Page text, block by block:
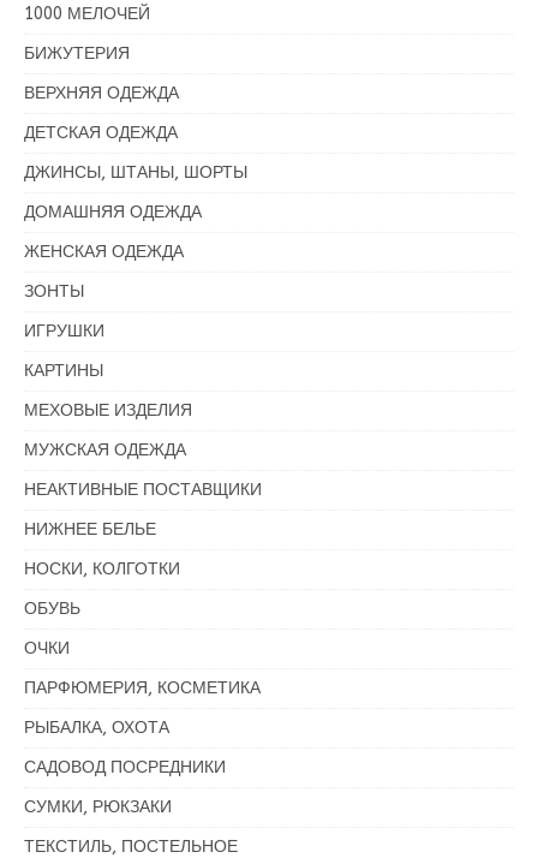
1000 МЕЛОЧЕЙ
БИЖУТЕРИЯ
ВЕРХНЯЯ ОДЕЖДА
ДЕТСКАЯ ОДЕЖДА
ДЖИНСЫ, ШТАНЫ, ШОРТЫ
ДОМАШНЯЯ ОДЕЖДА
ЖЕНСКАЯ ОДЕЖДА
ЗОНТЫ
ИГРУШКИ
КАРТИНЫ
МЕХОВЫЕ ИЗДЕЛИЯ
МУЖСКАЯ ОДЕЖДА
НЕАКТИВНЫЕ ПОСТАВЩИКИ
НИЖНЕЕ БЕЛЬЕ
НОСКИ, КОЛГОТКИ
ОБУВЬ
ОЧКИ
ПАРФЮМЕРИЯ, КОСМЕТИКА
РЫБАЛКА, ОХОТА
САДОВОД ПОСРЕДНИКИ
СУМКИ, РЮКЗАКИ
ТЕКСТИЛЬ, ПОСТЕЛЬНОЕ